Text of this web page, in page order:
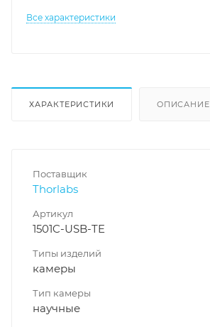
Все характеристики
ХАРАКТЕРИСТИКИ ОПИСАНИЕ
Поставщик
Thorlabs
Артикул
1501C-USB-TE
Типы изделий
камеры
Тип камеры
научные